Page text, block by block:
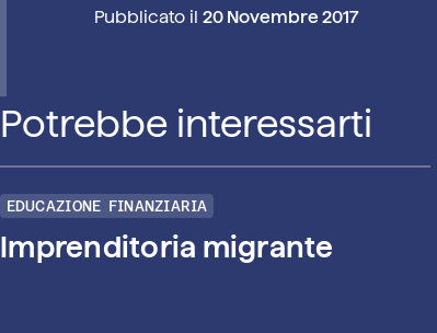
Pubblicato il 20 Novembre 2017
Potrebbe interessarti
EDUCAZIONE FINANZIARIA
Imprenditoria migrante